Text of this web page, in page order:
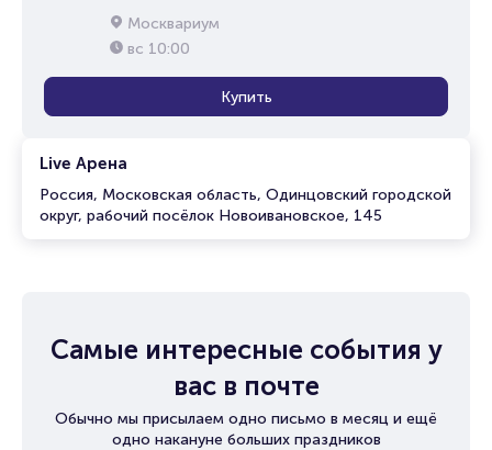
Live Арена
Россия, Московская область, Одинцовский городской
округ, рабочий посёлок Новоивановское, 145
Москвариум
вс 10:00
Купить
Самые интересные события у
вас в почте
Обычно мы присылаем одно письмо в месяц и ещё
одно накануне больших праздников